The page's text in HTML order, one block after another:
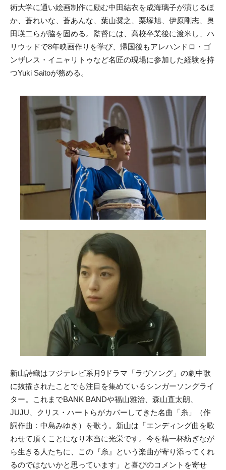
術大学に通い絵画制作に励む中田結衣を成海璃子が演じるほ
か、蒼れいな、蒼あんな、葉山奨之、栗塚旭、伊原剛志、奥
田瑛二らが脇を固める。監督には、高校卒業後に渡米し、ハ
リウッドで8年映画作りを学び、帰国後もアレハンドロ・ゴ
ンザレス・イニャリトゥなど名匠の現場に参加した経験を持
つYuki Saitoが務める。
新山詩織はフジテレビ系月9ドラマ「ラヴソング」の劇中歌
に抜擢されたことでも注目を集めているシンガーソングライ
ター。これまでBANK BANDや福山雅治、森山直太朗、
JUJU、クリス・ハートらがカバーしてきた名曲「糸」（作
詞作曲：中島みゆき）を歌う。新山は「エンディング曲を歌
わせて頂くことになり本当に光栄です。今を精一杯紡ぎなが
ら生きる人たちに、この『糸』という楽曲が寄り添ってくれ
るのではないかと思っています」と喜びのコメントを寄せ